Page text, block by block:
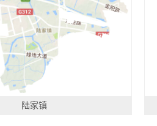
陆家镇